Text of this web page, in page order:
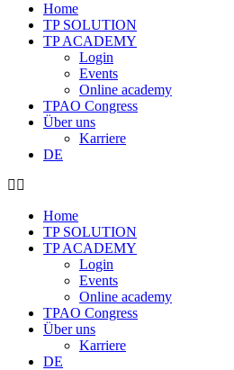
Home
TP SOLUTION
TP ACADEMY
Login
Events
Online academy
TPAO Congress
Über uns
Karriere
DE
Home
TP SOLUTION
TP ACADEMY
Login
Events
Online academy
TPAO Congress
Über uns
Karriere
DE